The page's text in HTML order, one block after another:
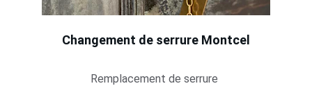
Changement de serrure Montcel
Remplacement de serrure